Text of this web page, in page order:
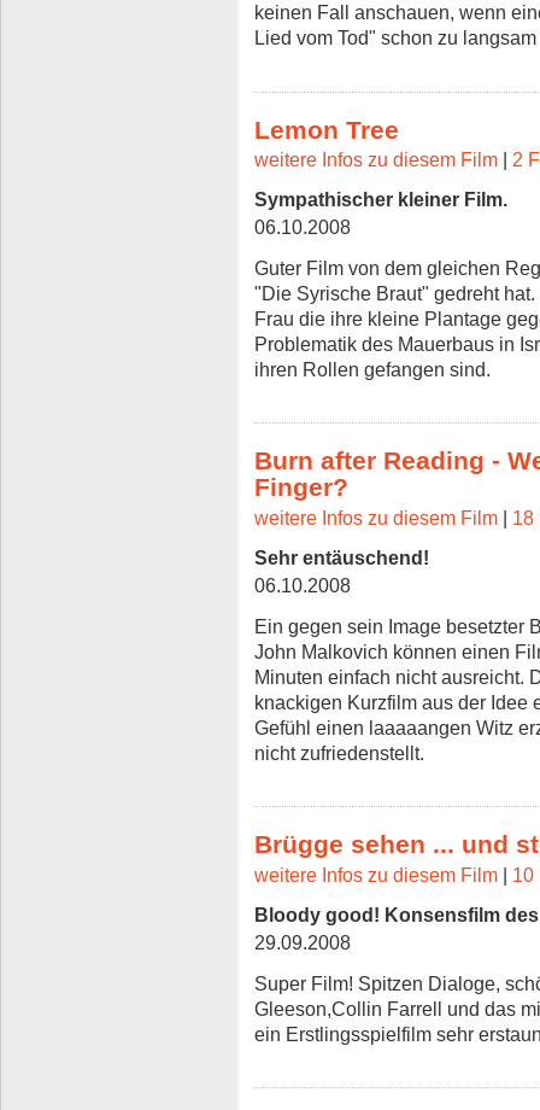
keinen Fall anschauen, wenn
Lied vom Tod" schon zu
Lemon Tree
weitere Infos zu diesem Film | 2
Sympathischer kleiner Film.
06.10.2008
Guter Film von dem gleichen
"Die Syrische Braut" gedreht
Frau die ihre kleine Plantage
Problematik des Mauerbaus in
ihren Rollen gefangen sind.
Burn after Reading -
Finger?
weitere Infos zu diesem Film | 18
Sehr entäuschend!
06.10.2008
Ein gegen sein Image besetzter
John Malkovich können einen
Minuten einfach nicht ausreicht.
knackigen Kurzfilm aus der Idee
Gefühl einen laaaaangen Witz
nicht zufriedenstellt.
Brügge sehen ... und
weitere Infos zu diesem Film | 10
Bloody good! Konsensfilm
29.09.2008
Super Film! Spitzen Dialoge,
Gleeson,Collin Farrell und das
ein Erstlingsspielfilm sehr